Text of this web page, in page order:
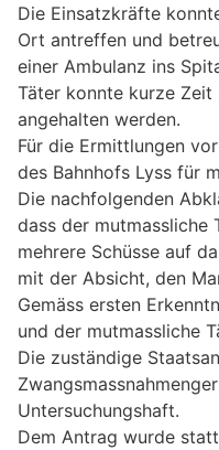
Die Einsatzkräfte
Ort antreffen und
einer Ambulanz ins
Täter konnte kurze
angehalten werden.
Für die Ermittlungen
des Bahnhofs Lyss für
Die nachfolgenden
dass der mutmassliche
mehrere Schüsse auf
mit der Absicht, den
Gemäss ersten
und der mutmassliche
Die zuständige
Untersuchungshaft.
Dem Antrag wurde